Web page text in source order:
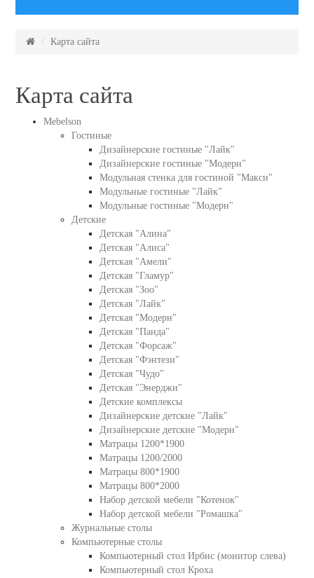
Карта сайта
Карта сайта
Mebelson
Гостиные
Дизайнерские гостиные "Лайк"
Дизайнерские гостиные "Модерн"
Модульная стенка для гостиной "Макси"
Модульные гостиные "Лайк"
Модульные гостиные "Модерн"
Детские
Детская "Алина"
Детская "Алиса"
Детская "Амели"
Детская "Гламур"
Детская "Зоо"
Детская "Лайк"
Детская "Модерн"
Детская "Панда"
Детская "Форсаж"
Детская "Фэнтези"
Детская "Чудо"
Детская "Энерджи"
Детские комплексы
Дизайнерские детские "Лайк"
Дизайнерские детские "Модерн"
Матрацы 1200*1900
Матрацы 1200/2000
Матрацы 800*1900
Матрацы 800*2000
Набор детской мебели "Котенок"
Набор детской мебели "Ромашка"
Журнальные столы
Компьютерные столы
Компьютерный стол Ирбис (монитор слева)
Компьютерный стол Кроха